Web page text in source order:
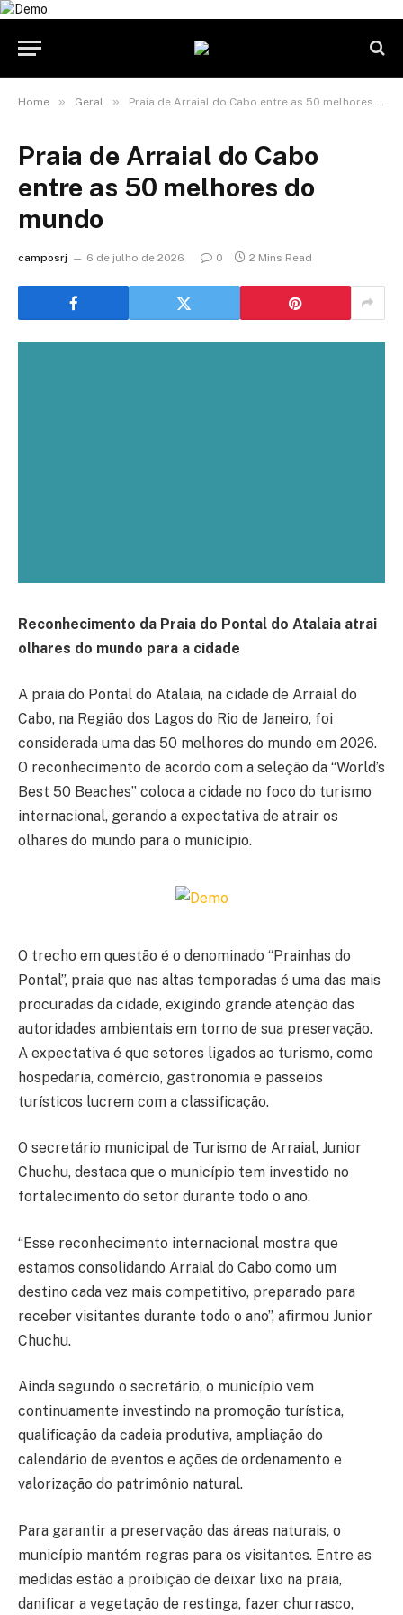
Home » Geral » Praia de Arraial do Cabo entre as 50 melhores do mundo
Praia de Arraial do Cabo
entre as 50 melhores do
mundo
camposrj 6 de julho de 2026 0 2 Mins Read
Reconhecimento da Praia do Pontal do Atalaia atrai
olhares do mundo para a cidade
A praia do Pontal do Atalaia, na cidade de Arraial do
Cabo, na Região dos Lagos do Rio de Janeiro, foi
considerada uma das 50 melhores do mundo em 2026.
O reconhecimento de acordo com a seleção da “World’s
Best 50 Beaches” coloca a cidade no foco do turismo
internacional, gerando a expectativa de atrair os
olhares do mundo para o município.
O trecho em questão é o denominado “Prainhas do
Pontal”, praia que nas altas temporadas é uma das mais
procuradas da cidade, exigindo grande atenção das
autoridades ambientais em torno de sua preservação.
A expectativa é que setores ligados ao turismo, como
hospedaria, comércio, gastronomia e passeios
turísticos lucrem com a classificação.
O secretário municipal de Turismo de Arraial, Junior
Chuchu, destaca que o município tem investido no
fortalecimento do setor durante todo o ano.
“Esse reconhecimento internacional mostra que
estamos consolidando Arraial do Cabo como um
destino cada vez mais competitivo, preparado para
receber visitantes durante todo o ano”, afirmou Junior
Chuchu.
Ainda segundo o secretário, o município vem
continuamente investindo na promoção turística,
qualificação da cadeia produtiva, ampliação do
calendário de eventos e ações de ordenamento e
valorização do patrimônio natural.
Para garantir a preservação das áreas naturais, o
município mantém regras para os visitantes. Entre as
medidas estão a proibição de deixar lixo na praia,
danificar a vegetação de restinga, fazer churrasco,